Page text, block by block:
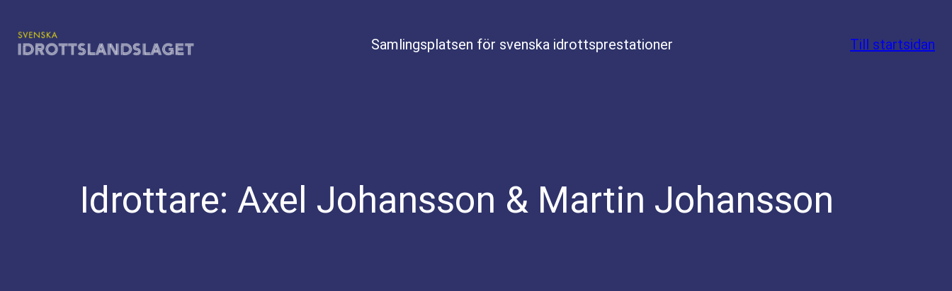
till
innehåll
Samlingsplatsen för svenska idrottsprestationer Till startsidan
Idrottare: Axel Johansson & Martin Johansson